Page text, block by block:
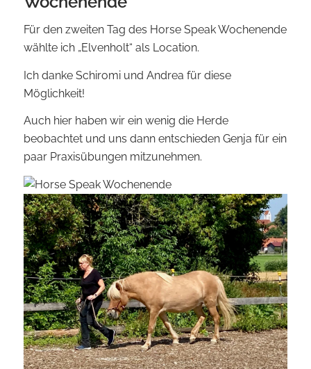
Für den zweiten Tag des Horse Speak Wochenende
wählte ich „Elvenholt“ als Location.
Ich danke Schiromi und Andrea für diese
Möglichkeit!
Auch hier haben wir ein wenig die Herde
beobachtet und uns dann entschieden Genja für ein
paar Praxisübungen mitzunehmen.